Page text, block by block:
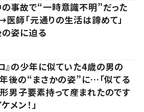
事故で“一時意識不明”だった
医師「元通りの生活は諦めて」
姿に迫る
』の少年に似ていた4歳の男の
後の“まさかの姿”に…「似てる
形男子要素持って産まれたのです
メン！」